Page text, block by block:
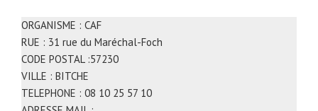
ORGANISME : CAF
RUE : 31 rue du Maréchal-Foch
CODE POSTAL :57230
VILLE : BITCHE
TELEPHONE : 08 10 25 57 10